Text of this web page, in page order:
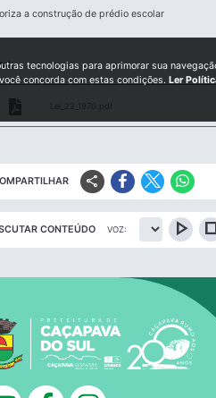
a construção de prédio escolar
Lei_22_1970.pdf
share
CONTEÚDO VOZ: play_arrow
tecnologias para aprimorar sua
concorda com estas condições. Ler